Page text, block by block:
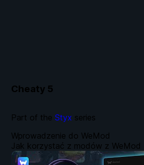
Cheaty 5
Wprowadzenie do WeMod
Jak korzystać z modów z WeMod
Part of the Styx series